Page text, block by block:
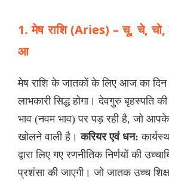
1. मेष राशि (Aries) – चू, चे,
आ
मेष राशि के जातकों के लिए आज का
लाभकारी सिद्ध होगा। देवगुरु बृहस्पति
भाव (नवम भाव) पर पड़ रही है, जो आपके
खोलने वाली है।करियर एवं धन:
द्वारा लिए गए रणनीतिक निर्णयों की
प्रशंसा की जाएगी। जो जातक उच्च